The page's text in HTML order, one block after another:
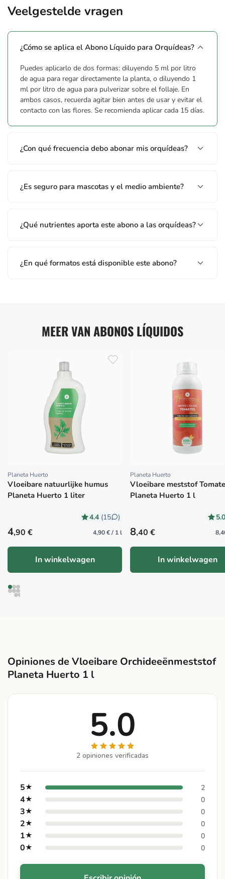
0,9% p/p. Pentóxido de fósforo (P2O5) soluble en agua: 1,0%
180 ppm. Hierro (Fe) soluble en agua: 1200 ppm. Manganeso
(Mn) soluble en agua: 900 ppm. Molibdeno (Mo) soluble en
agua: 15 ppm. Zinc (Zn) soluble en agua: 1200 ppm.
Aminograma: Ala 0,40% p/p | Arg 0,50% p/p | Asp 0,73% p/p
| Glu 0,65% p/p | Pro 0,41% p/p | Thr 1,37% p/p | Otros (Gly,
His, Ile, Leu, Lys, Met, Phe, Ser, Tyr, Val) 1,94% p/p. Densidad:
1,25 g/l. pH: 5.
Waarschuwingen
Manténgase fuera del alcance de los niños. P270 No comer,
Veelgestelde vragen
¿Cómo se aplica el Abono Líquido para Orquídeas?
Puedes aplicarlo de dos formas: diluyendo 5 ml por litro
de agua para regar directamente la planta, o diluyendo 1
ml por litro de agua para pulverizar sobre el follaje. En
ambos casos, recuerda agitar bien antes de usar y evitar el
contacto con las flores. Se recomienda aplicar cada 15 días.
¿Con qué frecuencia debo abonar mis orquídeas?
¿Es seguro para mascotas y el medio ambiente?
¿Qué nutrientes aporta este abono a las orquídeas?
¿En qué formatos está disponible este abono?
MEER VAN ABONOS LÍQUIDOS
Proveedor:
Planeta Huerto
Vloeibare natuurlijke humus
Planeta Huerto 1 liter
4.4 (15 )
Precio habitual
4,90 € 4,90 € / 1 l
In winkelwagen
Proveedor:
Planeta Huerto
Vloeibare meststof
Planeta Huerto 1 l
Precio habitual
8,40 €
In winkelwagen
Opiniones de Vloeibare Orchideeënmeststof
Planeta Huerto 1 l
5.0
2 opiniones verificadas
5★ 2
4★ 0
3★ 0
2★ 0
1★ 0
0★ 0